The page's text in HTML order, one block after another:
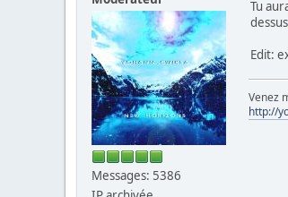
Messages: 5386
Tu
Edit:
Venez
http://